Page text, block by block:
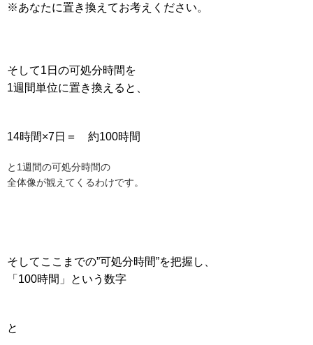
※あなたに置き換えてお考えください。
そして1日の可処分時間を
1週間単位に置き換えると、
14時間×7日＝ 約100時間
と1週間の可処分時間の
全体像が観えてくるわけです。
そしてここまでの”可処分時間”を把握し、
「100時間」という数字
と